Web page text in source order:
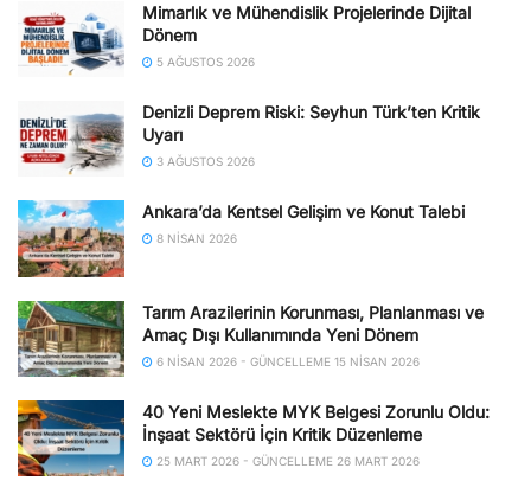
Mimarlık ve Mühendislik Projelerinde Dijital
Dönem
5 AĞUSTOS 2026
Denizli Deprem Riski: Seyhun Türk’ten Kritik
Uyarı
3 AĞUSTOS 2026
Ankara’da Kentsel Gelişim ve Konut Talebi
8 NISAN 2026
Tarım Arazilerinin Korunması, Planlanması ve
Amaç Dışı Kullanımında Yeni Dönem
6 NISAN 2026 - GÜNCELLEME 15 NISAN 2026
40 Yeni Meslekte MYK Belgesi Zorunlu Oldu:
İnşaat Sektörü İçin Kritik Düzenleme
25 MART 2026 - GÜNCELLEME 26 MART 2026